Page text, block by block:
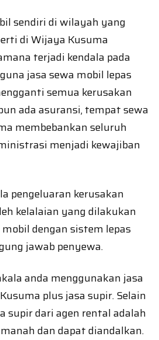
sendiri di wilayah yang
di Wijaya Kusuma
terjadi kendala pada
jasa sewa mobil lepas
semua kerusakan
ada asuransi, tempat sewa
membebankan seluruh
menjadi kewajiban
pengeluaran kerusakan
kelalaian yang dilakukan
dengan sistem lepas
jawab penyewa.
anda menggunakan jasa
plus jasa supir. Selain
supir dari agen rental adalah
dan dapat diandalkan.